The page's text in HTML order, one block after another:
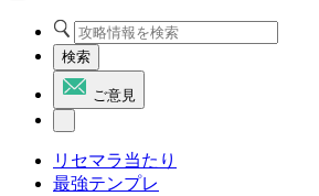
検索
ご意見
リセマラ当たり
最強テンプレ